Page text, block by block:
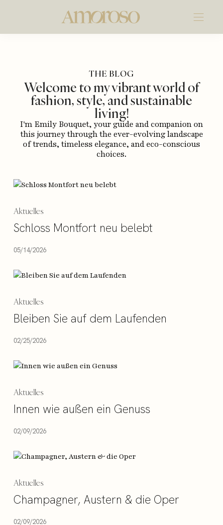
THE BLOG
Welcome to my vibrant world of
fashion, style, and sustainable
living!
I'm Emily Bouquet, your guide and companion on
this journey through the ever-evolving landscape
of trends, timeless elegance, and eco-conscious
choices.
Aktuelles
Schloss Montfort neu belebt
05/14/2026
Aktuelles
Bleiben Sie auf dem Laufenden
02/25/2026
Aktuelles
Innen wie außen ein Genuss
02/09/2026
Aktuelles
Champagner, Austern & die Oper
02/09/2026